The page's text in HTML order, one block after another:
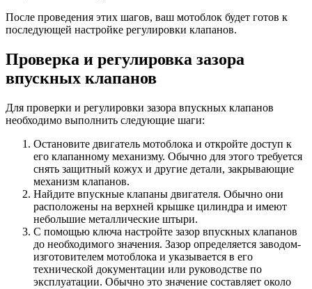
После проведения этих шагов, ваш мотоблок будет готов к
последующей настройке регулировки клапанов.
Проверка и регулировка зазора
впускных клапанов
Для проверки и регулировки зазора впускных клапанов
необходимо выполнить следующие шаги:
Остановите двигатель мотоблока и откройте доступ к
его клапанному механизму. Обычно для этого требуется
снять защитный кожух и другие детали, закрывающие
механизм клапанов.
Найдите впускные клапаны двигателя. Обычно они
расположены на верхней крышке цилиндра и имеют
небольшие металлические штыри.
С помощью ключа настройте зазор впускных клапанов
до необходимого значения. Зазор определяется заводом-
изготовителем мотоблока и указывается в его
технической документации или руководстве по
эксплуатации. Обычно это значение составляет около